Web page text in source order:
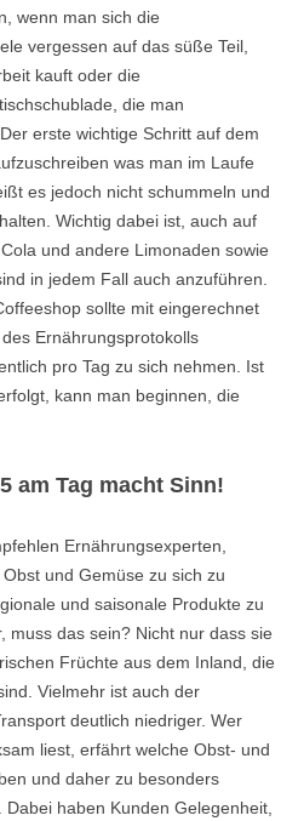
wenn man sich die
vergessen auf das süße Teil,
kauft oder die
die man
erste wichtige Schritt auf dem
was man im Laufe
es jedoch nicht schummeln und
Wichtig dabei ist, auch auf
und andere Limonaden sowie
in jedem Fall auch anzuführen.
sollte mit eingerechnet
Ernährungsprotokolls
pro Tag zu sich nehmen. Ist
kann man beginnen, die
am Tag macht Sinn!
Ernährungsexperten,
und Gemüse zu sich zu
und saisonale Produkte zu
muss das sein? Nicht nur dass sie
Früchte aus dem Inland, die
Vielmehr ist auch der
deutlich niedriger. Wer
liest, erfährt welche Obst- und
und daher zu besonders
haben Kunden Gelegenheit,